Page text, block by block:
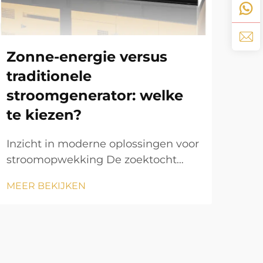
Zonne-energie versus
traditionele
stroomgenerator: welke
te kiezen?
Inzicht in moderne oplossingen voor
stroomopwekking De zoektocht
stroomopwekking is steeds
MEER BEKIJKEN